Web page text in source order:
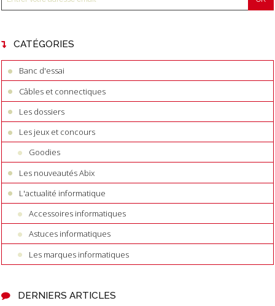
CATÉGORIES
Banc d'essai
Câbles et connectiques
Les dossiers
Les jeux et concours
Goodies
Les nouveautés Abix
L'actualité informatique
Accessoires informatiques
Astuces informatiques
Les marques informatiques
DERNIERS ARTICLES